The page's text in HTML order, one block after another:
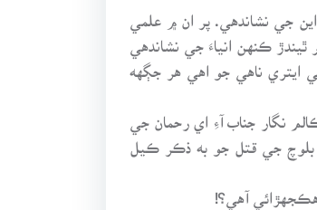
جي نشاندهي. پر ان ۾ علمي
ڪنهن انياءَ جي نشاندهي
ناهي جو اهي هر جڳهه
نگار جناب آءِ اي رحمان جي
بلوچ جي قتل جو به ذڪر ڪيل
آهي؟!